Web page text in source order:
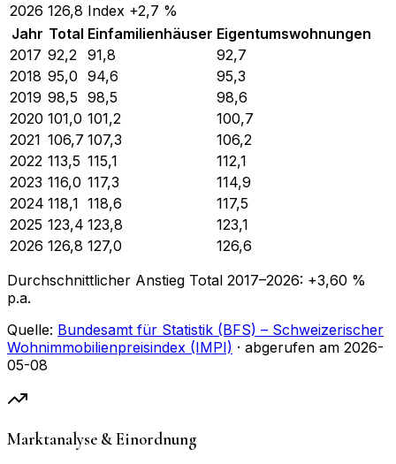
2026 126,8 Index +2,7 %
Jahr Total Einfamilienhäuser Eigentumswohnungen
2017 92,2 91,8
92,7
2018 95,0 94,6
95,3
2019 98,5 98,5
98,6
2020 101,0 101,2
100,7
2021 106,7 107,3
106,2
2022 113,5 115,1
112,1
2023 116,0 117,3
114,9
2024 118,1 118,6
117,5
2025 123,4 123,8
123,1
2026 126,8 127,0
126,6
Durchschnittlicher Anstieg Total 2017–2026: +3,60 %
p.a.
Quelle: Bundesamt für Statistik (BFS) – Schweizerischer
Wohnimmobilienpreisindex (IMPI) · abgerufen am 2026-
05-08
Marktanalyse & Einordnung